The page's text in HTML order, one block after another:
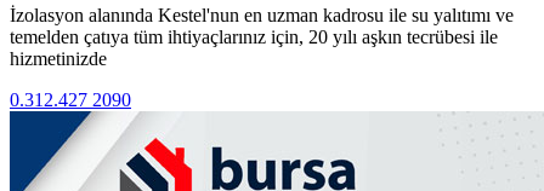
İzolasyon alanında Kestel'nun en uzman kadrosu ile su yalıtımı ve
temelden çatıya tüm ihtiyaçlarınız için, 20 yılı aşkın tecrübesi ile
hizmetinizde
0.312.427 2090